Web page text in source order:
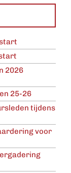
2026
25-26
tijdens
voor